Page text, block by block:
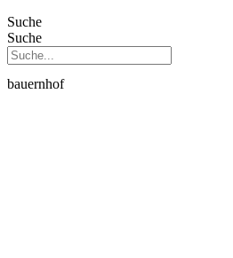
Suche
Suche
bauernhof